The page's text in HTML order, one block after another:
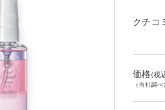
クチコ
価格(税
（当社調べ）